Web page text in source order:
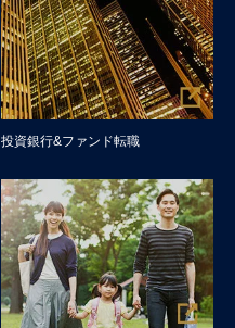
投資銀行&ファンド転職